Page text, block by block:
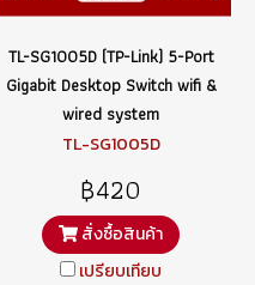
TL-SG1005D (TP-Link) 5-Port
Gigabit Desktop Switch wifi &
wired system
TL-SG1005D
฿420
สั่งซื้อสินค้า
เปรียบเทียบ